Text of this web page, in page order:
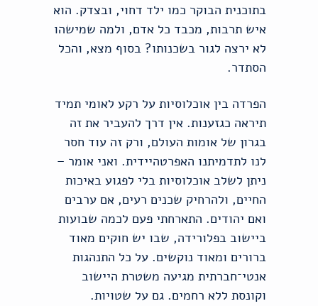
בתוכנית הבוקר כמו ילד דחוי, ובצדק. הוא
איש תרבות, מכבד כל אדם, ולמה שמישהו
לא ירצה לגור בשכנותו? בסוף מצא, והכל
הסתדר.
הפרדה בין אוכלוסיות על רקע לאומי תמיד
תיראה כגזענות. אין דרך להעביר את זה
בגרון של אומות העולם, ורק זה עוד חסר
לנו לתדמיתנו האפרטהיידית. ואני אומר –
ניתן לשלב אוכלוסיות בלי לפגוע באיכות
החיים, ולהרחיק שכנים רעים, אם ערבים
ואם יהודים. התארחתי פעם לכמה שבועות
ביישוב בפלורידה, שבו יש חוקים מאוד
ברורים ומאוד נוקשים. על כל התנהגות
אנטי־חברתית מגיעה משטרת היישוב
וקונסת ללא רחמים. גם על שטויות.